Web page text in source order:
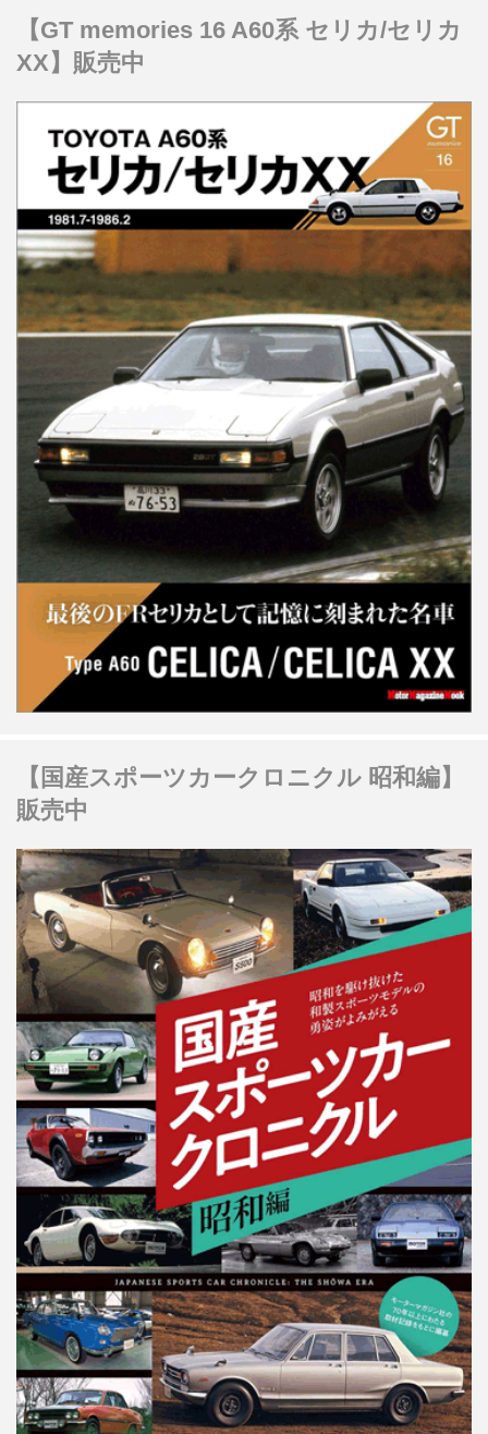
【GT memories 16 A60系 セリカ/セリカ
XX】販売中
【国産スポーツカークロニクル 昭和編】
販売中